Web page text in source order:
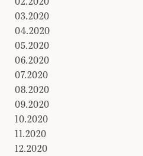
03.2020
04.2020
05.2020
06.2020
07.2020
08.2020
09.2020
10.2020
11.2020
12.2020